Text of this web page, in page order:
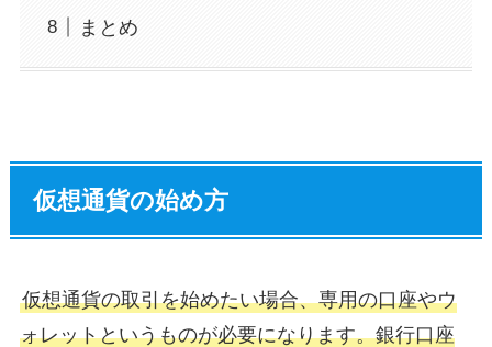
まとめ
仮想通貨の始め方
仮想通貨の取引を始めたい場合、専用の口座やウ
ォレットというものが必要になります。銀行口座